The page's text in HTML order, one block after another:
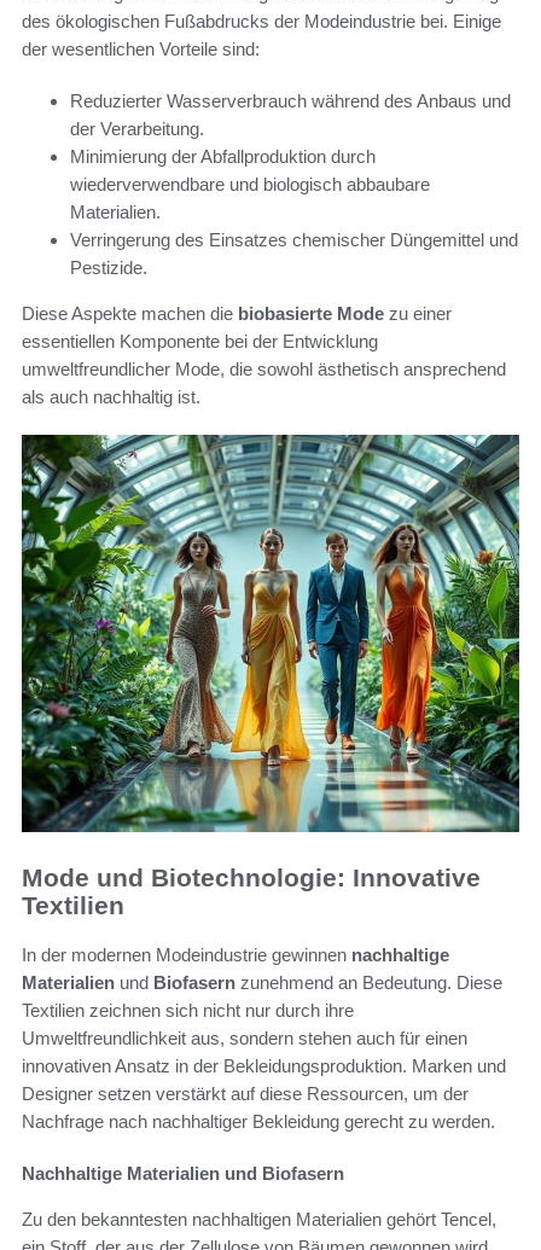
des ökologischen Fußabdrucks der Modeindustrie bei. Einige
der wesentlichen Vorteile sind:
Reduzierter Wasserverbrauch während des Anbaus und
der Verarbeitung.
Minimierung der Abfallproduktion durch
wiederverwendbare und biologisch abbaubare
Materialien.
Verringerung des Einsatzes chemischer Düngemittel und
Pestizide.
Diese Aspekte machen die biobasierte Mode zu einer
essentiellen Komponente bei der Entwicklung
umweltfreundlicher Mode, die sowohl ästhetisch ansprechend
als auch nachhaltig ist.
Mode und Biotechnologie: Innovative
Textilien
In der modernen Modeindustrie gewinnen nachhaltige
Materialien und Biofasern zunehmend an Bedeutung. Diese
Textilien zeichnen sich nicht nur durch ihre
Umweltfreundlichkeit aus, sondern stehen auch für einen
innovativen Ansatz in der Bekleidungsproduktion. Marken und
Designer setzen verstärkt auf diese Ressourcen, um der
Nachfrage nach nachhaltiger Bekleidung gerecht zu werden.
Nachhaltige Materialien und Biofasern
Zu den bekanntesten nachhaltigen Materialien gehört Tencel,